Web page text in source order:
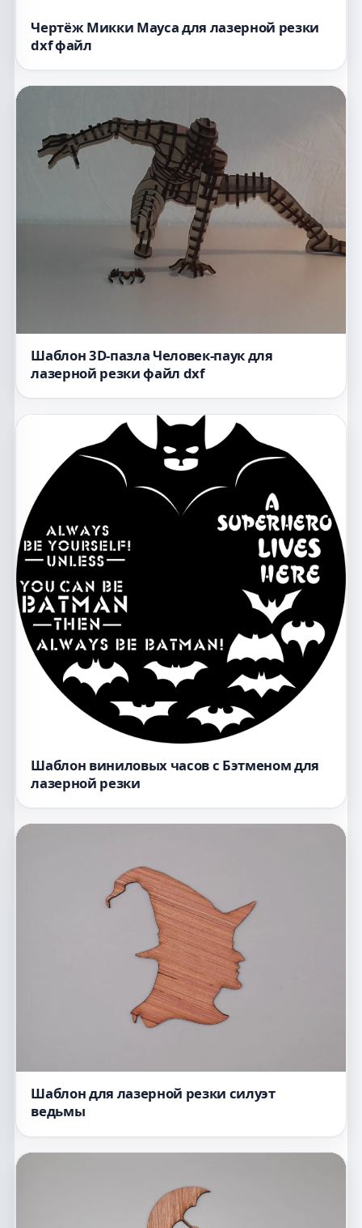
Чертёж Микки Мауса для лазерной резки
dxf файл
Шаблон 3D-пазла Человек-паук для
лазерной резки файл dxf
Шаблон виниловых часов с Бэтменом для
лазерной резки
Шаблон для лазерной резки силуэт
ведьмы